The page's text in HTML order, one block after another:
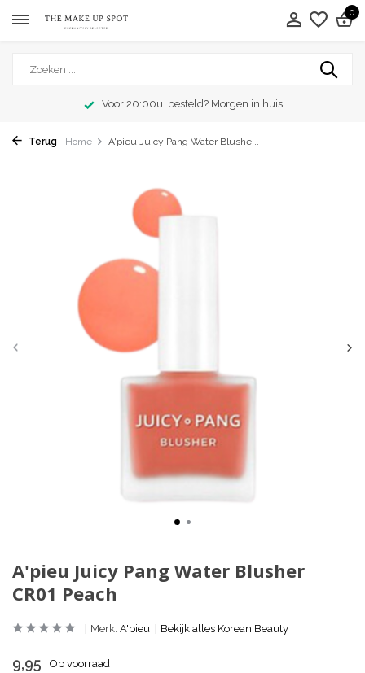
0
Voor 20:00u. besteld? Morgen in huis!
Terug Home A'pieu Juicy Pang Water Blushe...
A'pieu Juicy Pang Water Blusher
CR01 Peach
Merk: A'pieu Bekijk alles Korean Beauty
9,95 Op voorraad